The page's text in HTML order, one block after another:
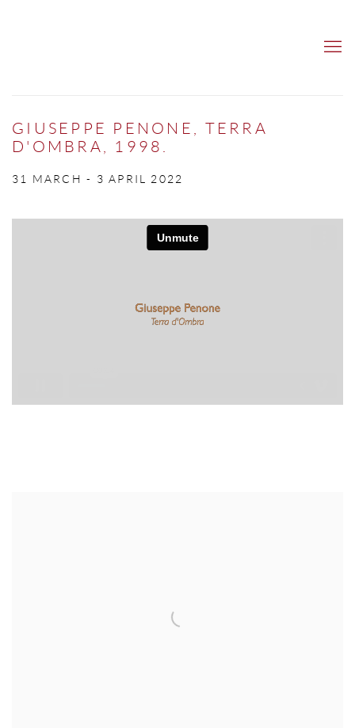
GIUSEPPE PENONE, TERRA
D'OMBRA, 1998.
31 MARCH - 3 APRIL 2022